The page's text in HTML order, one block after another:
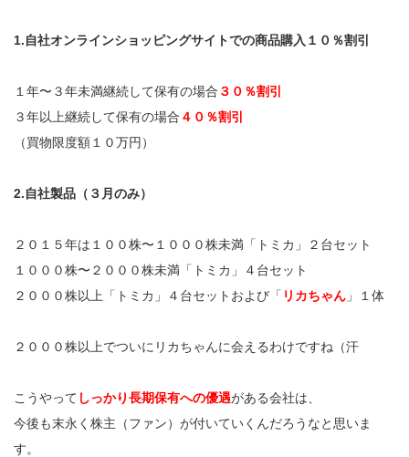
1.自社オンラインショッピングサイトでの商品購入１０％割引
１年〜３年未満継続して保有の場合 ３０％割引
３年以上継続して保有の場合 ４０％割引
（買物限度額１０万円）
2.自社製品（３月のみ）
２０１５年は１００株〜１０００株未満「トミカ」２台セット
１０００株〜２０００株未満「トミカ」４台セット
２０００株以上「トミカ」４台セットおよび「 リカちゃん 」１体
２０００株以上でついにリカちゃんに会えるわけですね（汗
こうやって しっかり長期保有への優遇がある会社は、
今後も末永く株主（ファン）が付いていくんだろうなと思いま
す。